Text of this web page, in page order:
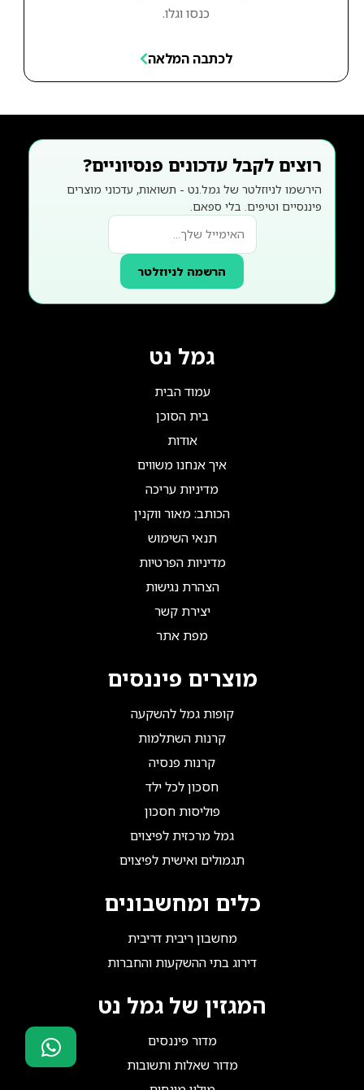
כנסו וגלו.
לכתבה המלאה
רוצים לקבל עדכונים פנסיוניים?
הירשמו לניוזלטר של גמל.נט - תשואות, עדכוני מוצרים
פיננסיים וטיפים. בלי ספאם.
הרשמה לניוזלטר
גמל נט
עמוד הבית
בית הסוכן
אודות
איך אנחנו משווים
מדיניות עריכה
הכותב: מאור ווקנין
תנאי השימוש
מדיניות הפרטיות
הצהרת נגישות
יצירת קשר
מפת אתר
מוצרים פיננסים
קופות גמל להשקעה
קרנות השתלמות
קרנות פנסיה
חסכון לכל ילד
פוליסות חסכון
גמל מרכזית לפיצוים
תגמולים ואישית לפיצוים
כלים ומחשבונים
מחשבון ריבית דריבית
דירוג בתי ההשקעות והחברות
המגזין של גמל נט
מדור פיננסים
מדור שאלות ותשובות